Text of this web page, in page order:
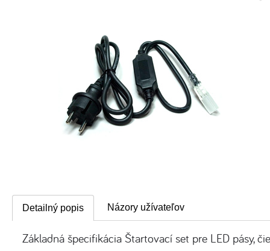
Detailný popis Názory užívateľov
Základná špecifikácia Štartovací set pre LED pásy,